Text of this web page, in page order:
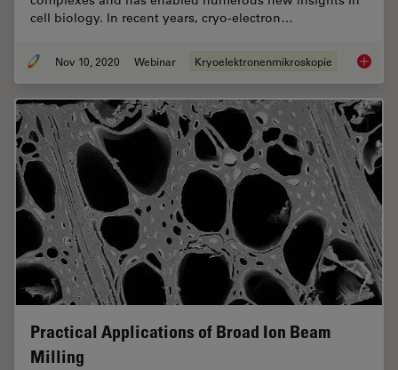
cell biology. In recent years, cryo-electron…
Nov 10, 2020 Webinar Kryoelektronenmikroskopie
Practical Applications of Broad Ion Beam
Milling